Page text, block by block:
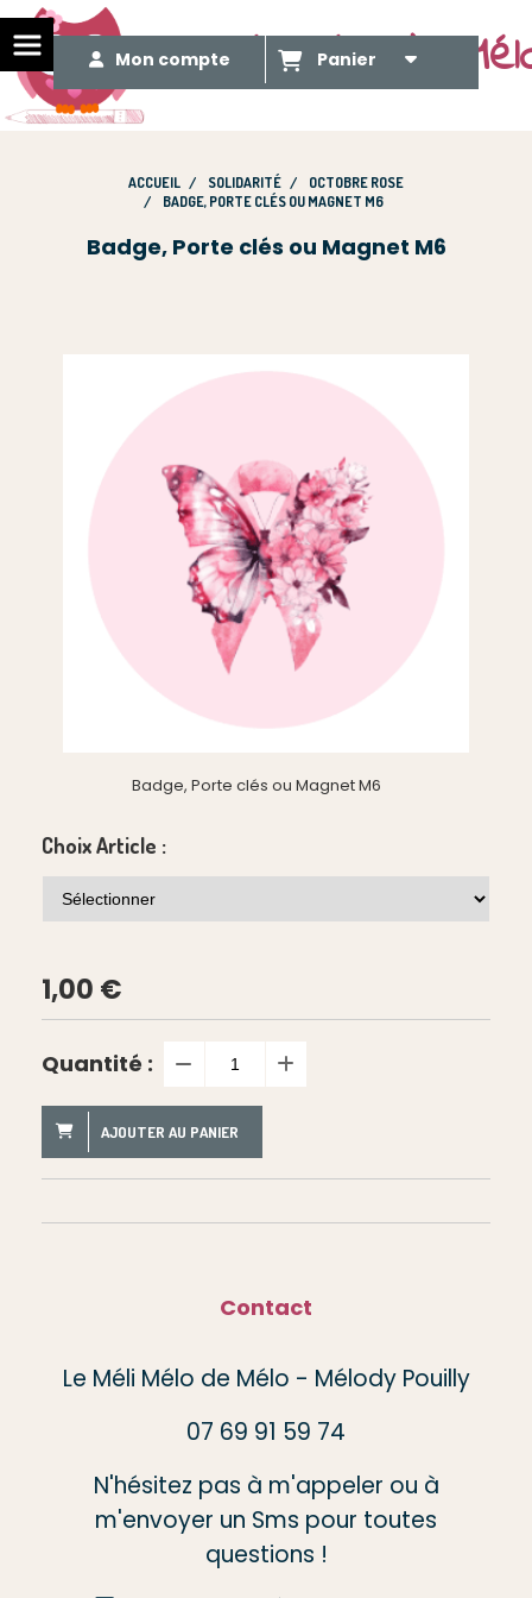
Le Méli Mélo de
Mon compte Panier
ACCUEIL SOLIDARITÉ
OCTOBRE ROSE
BADGE, PORTE CLÉS OU MAGNET M6
Badge, Porte clés ou Magnet M6
Badge, Porte clés ou Magnet M6
Choix Article :
1,00 €
Quantité :
AJOUTER AU PANIER
Contact
Le Méli Mélo de Mélo - Mélody Pouilly
07 69 91 59 74
N'hésitez pas à m'appeler ou à
m'envoyer un Sms pour toutes
questions !